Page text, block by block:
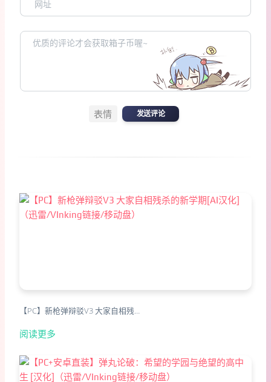
表情 发送评论
【PC】新枪弹辩驳V3 大家自相残…
阅读更多